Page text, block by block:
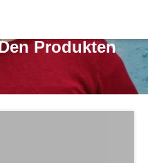
Produkten